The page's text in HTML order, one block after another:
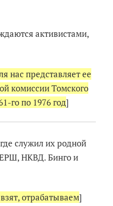
активистами,
нас представляет ее
комиссии Томского
го по 1976 год]
служил их родной
НКВД. Бинго и
отрабатываем]